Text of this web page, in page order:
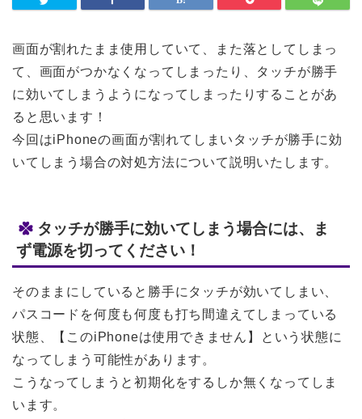
画面が割れたまま使用していて、また落としてしまっ
て、画面がつかなくなってしまったり、タッチが勝手
に効いてしまうようになってしまったりすることがあ
ると思います！
今回はiPhoneの画面が割れてしまいタッチが勝手に効
いてしまう場合の対処方法について説明いたします。
タッチが勝手に効いてしまう場合には、ま
ず電源を切ってください！
そのままにしていると勝手にタッチが効いてしまい、
パスコードを何度も何度も打ち間違えてしまっている
状態、【このiPhoneは使用できません】という状態に
なってしまう可能性があります。
こうなってしまうと初期化をするしか無くなってしま
います。